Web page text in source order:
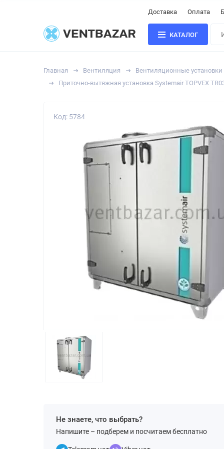
Доставка Оплата
КАТАЛОГ
Главная Вентиляция Вентиляционные установки
Приточно-вытяжная установка Systemair TOPVEX
Код: 5784
Не знаете, что выбрать?
Напишите – подберем и посчитаем бесплатно